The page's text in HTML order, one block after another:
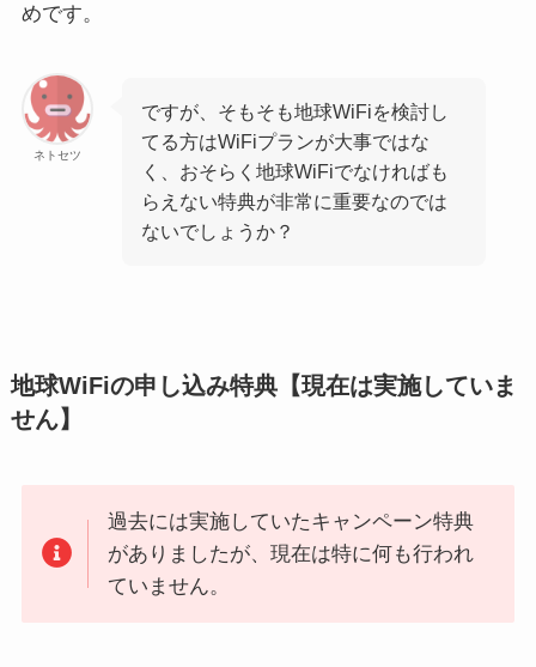
めです。
ネトセツ
ですが、そもそも地球WiFiを検討し
てる方はWiFiプランが大事ではな
く、おそらく地球WiFiでなければも
らえない特典が非常に重要なのでは
ないでしょうか？
地球WiFiの申し込み特典【現在は実施していま
せん】
過去には実施していたキャンペーン特典
がありましたが、現在は特に何も行われ
ていません。